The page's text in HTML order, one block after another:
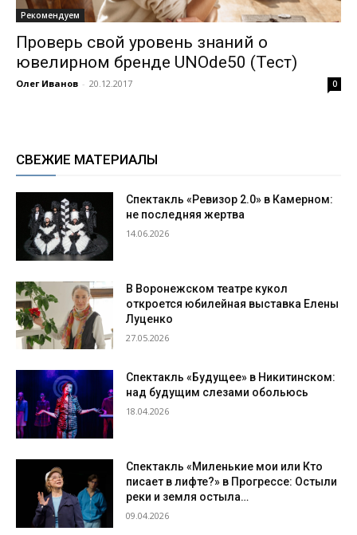
Рекомендуем
Проверь свой уровень знаний о
ювелирном бренде UNOde50 (Тест)
Олег Иванов - 20.12.2017 0
СВЕЖИЕ МАТЕРИАЛЫ
Спектакль «Ревизор 2.0» в Камерном:
не последняя жертва
14.06.2026
В Воронежском театре кукол
откроется юбилейная выставка Елены
Луценко
27.05.2026
Спектакль «Будущее» в Никитинском:
над будущим слезами обольюсь
18.04.2026
Спектакль «Миленькие мои или Кто
писает в лифте?» в Прогрессе: Остыли
реки и земля остыла…
09.04.2026